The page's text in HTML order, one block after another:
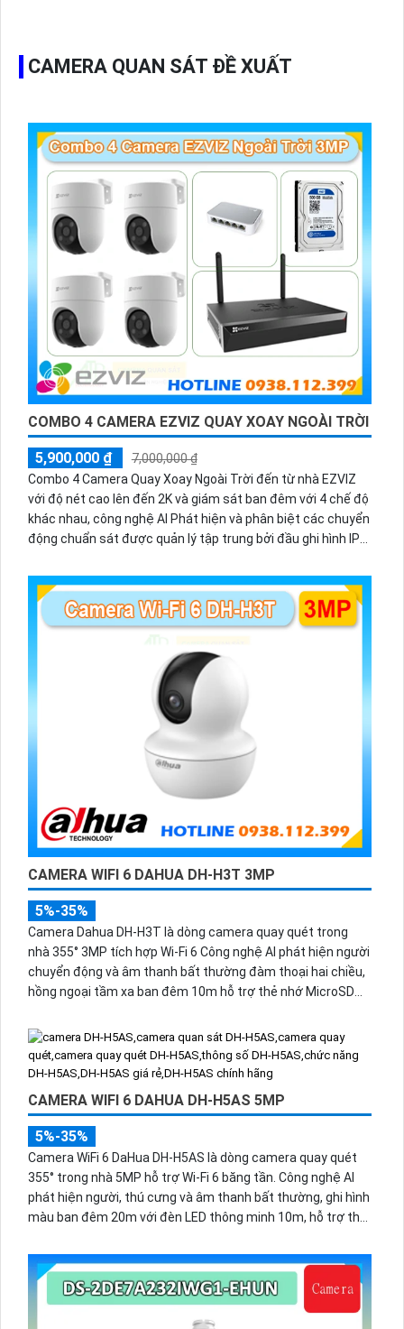
CAMERA QUAN SÁT ĐỀ XUẤT
COMBO 4 CAMERA EZVIZ QUAY XOAY NGOÀI TRỜI
5,900,000 ₫
7,000,000 ₫
Combo 4 Camera Quay Xoay Ngoài Trời đến từ nhà EZVIZ
với độ nét cao lên đến 2K và giám sát ban đêm với 4 chế độ
khác nhau, công nghệ AI Phát hiện và phân biệt các chuyển
động chuẩn sát được quản lý tập trung bởi đầu ghi hình IP
CAMERA WIFI 6 DAHUA DH-H3T 3MP
5%-35%
Camera Dahua DH-H3T là dòng camera quay quét trong
nhà 355° 3MP tích hợp Wi-Fi 6 Công nghệ AI phát hiện người
chuyển động và âm thanh bất thường đàm thoại hai chiều,
hồng ngoại tầm xa ban đêm 10m hỗ trợ thẻ nhớ MicroSD
CAMERA WIFI 6 DAHUA DH-H5AS 5MP
5%-35%
Camera WiFi 6 DaHua DH-H5AS là dòng camera quay quét
355° trong nhà 5MP hỗ trợ Wi-Fi 6 băng tần. Công nghệ AI
phát hiện người, thú cưng và âm thanh bất thường, ghi hình
màu ban đêm 20m với đèn LED thông minh 10m, hỗ trợ thẻ